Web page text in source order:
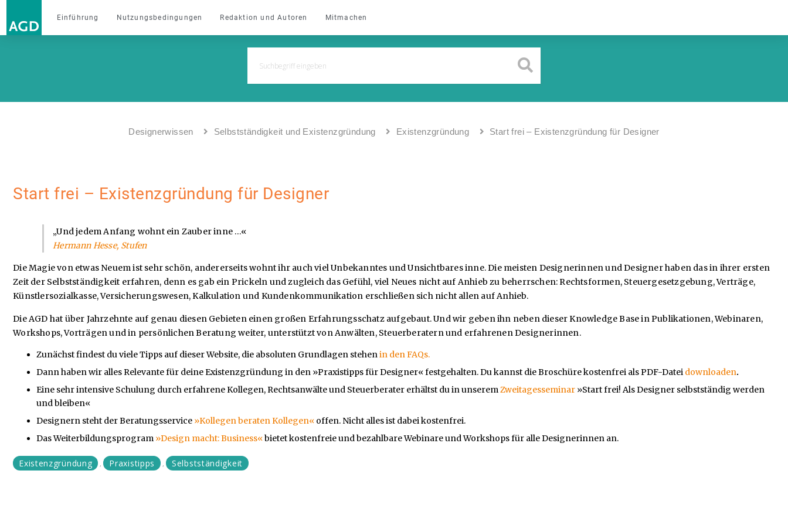
Einführung Nutzungsbedingungen Redaktion und Autoren Mitmachen
Designerwissen Selbstständigkeit und Existenzgründung Existenzgründung Start frei – Existenzgründung für Designer
Start frei – Existenzgründung für Designer
„Und jedem Anfang wohnt ein Zauber inne …«
Hermann Hesse, Stufen
Die Magie von etwas Neuem ist sehr schön, andererseits wohnt ihr auch viel Unbekanntes und Unsichtbares inne. Die meisten Designerinnen und Designer haben das in ihrer ersten
Zeit der Selbstständigkeit erfahren, denn es gab ein Prickeln und zugleich das Gefühl, viel Neues nicht auf Anhieb zu beherrschen: Rechtsformen, Steuergesetzgebung, Verträge,
Künstlersozialkasse, Versicherungswesen, Kalkulation und Kundenkommunikation erschließen sich nicht allen auf Anhieb.
Die AGD hat über Jahrzehnte auf genau diesen Gebieten einen großen Erfahrungsschatz aufgebaut. Und wir geben ihn neben dieser Knowledge Base in Publikationen, Webinaren,
Workshops, Vorträgen und in persönlichen Beratung weiter, unterstützt von Anwälten, Steuerberatern und erfahrenen Designerinnen.
Zunächst findest du viele Tipps auf dieser Website, die absoluten Grundlagen stehenin den FAQs.
Dann haben wir alles Relevante für deine Existenzgründung in den »Praxistipps für Designer« festgehalten. Du kannst die Broschüre kostenfrei als PDF-Datei downloaden.
Eine sehr intensive Schulung durch erfahrene Kollegen, Rechtsanwälte und Steuerberater erhältst du in unseremZweitagesseminar »Start frei! Als Designer selbstständig werden
und bleiben«
Designern steht der Beratungsservice »Kollegen beraten Kollegen« offen. Nicht alles ist dabei kostenfrei.
Das Weiterbildungsprogram »Design macht: Business«bietet kostenfreie und bezahlbare Webinare und Workshops für alle Designerinnen an.
Existenzgründung , Praxistipps , Selbstständigkeit